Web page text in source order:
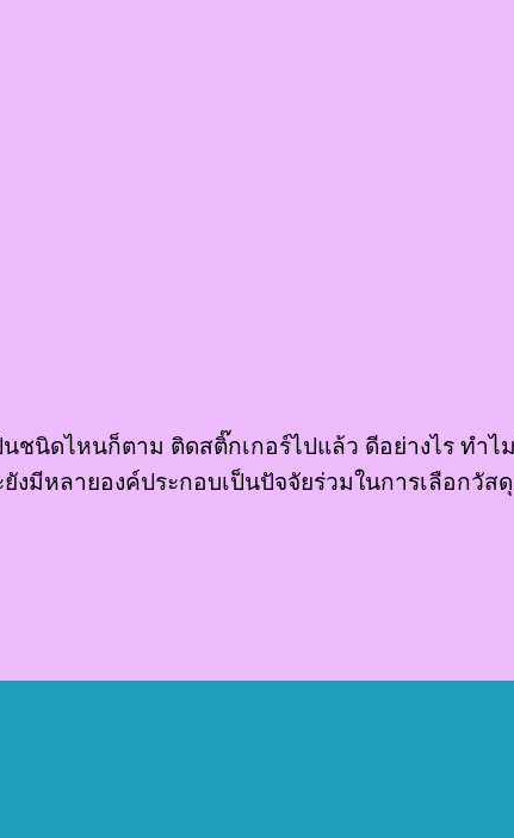
ชนิดไหนก็ตาม ติดสติ๊กเกอร์ไปแล้ว ดีอย่างไร ทำไ
ยังมีหลายองค์ประกอบเป็นปัจจัยร่วมในการเลือกวัส